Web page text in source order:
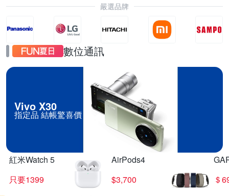
嚴選品牌
數位通訊
Vivo X30
指定品 結帳驚喜價
紅米Watch 5
只要1399
AirPods4
$3,700
＄